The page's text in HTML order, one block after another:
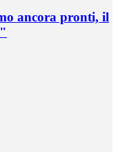
ancora pronti, il